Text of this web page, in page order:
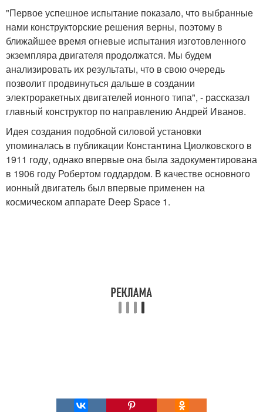
"Первое успешное испытание показало, что выбранные
нами конструкторские решения верны, поэтому в
ближайшее время огневые испытания изготовленного
экземпляра двигателя продолжатся. Мы будем
анализировать их результаты, что в свою очередь
позволит продвинуться дальше в создании
электроракетных двигателей ионного типа", - рассказал
главный конструктор по направлению Андрей Иванов.
Идея создания подобной силовой установки
упоминалась в публикации Константина Циолковского в
1911 году, однако впервые она была задокументирована
в 1906 году Робертом годдардом. В качестве основного
ионный двигатель был впервые применен на
космическом аппарате Deep Space 1.